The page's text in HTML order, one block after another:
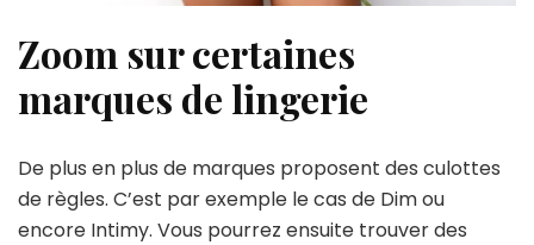
Zoom sur certaines
marques de lingerie
De plus en plus de marques proposent des culottes
de règles. C’est par exemple le cas de Dim ou
encore Intimy. Vous pourrez ensuite trouver des